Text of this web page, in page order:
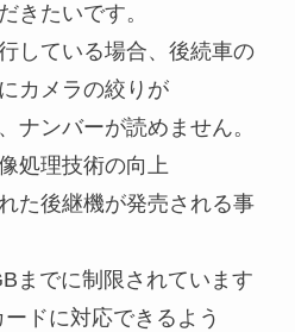
きたいです。
している場合、後続車の
カメラの絞りが
ナンバーが読めません。
処理技術の向上
た後継機が発売される事
までに制限されています
ドに対応できるよう